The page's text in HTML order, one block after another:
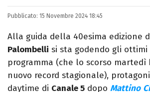
Laurea in Lettere, smania
Pixar).
Pubblicato: 15 Novembre 2024 18:45
Alla guida della 40esima edizione
Palombelli si sta godendo gli ottimi
programma (che lo scorso
nuovo record stagionale),
daytime di Canale 5 dopo Mattino